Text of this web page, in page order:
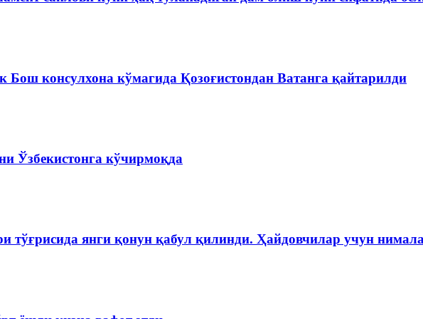
Бош консулхона кўмагида Қозоғистондан Ватанга қайтарилди
Ўзбекистонга кўчирмоқда
тўғрисида янги қонун қабул қилинди. Ҳайдовчилар учун